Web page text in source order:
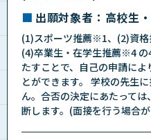
出願対象者：高校生
(1)スポーツ推薦※1、(2)資
(4)卒業生・在学生推薦※4
たすことで、自己の申請に
とができます。 学校の先生
ん。合否の決定にあたって
断します。(面接を行う場合